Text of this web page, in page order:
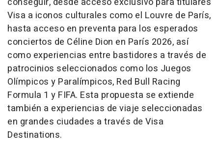
Visa a iconos culturales como el Louvre de París,
hasta acceso en preventa para los esperados
conciertos de Céline Dion en París 2026, así
como experiencias entre bastidores a través de
patrocinios seleccionados como los Juegos
Olímpicos y Paralímpicos, Red Bull Racing
Formula 1 y FIFA. Esta propuesta se extiende
también a experiencias de viaje seleccionadas
en grandes ciudades a través de Visa
Destinations.